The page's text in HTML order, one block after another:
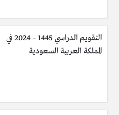
التقويم الدراسي 1445 – 2024 في
المملكة العربية السعودية